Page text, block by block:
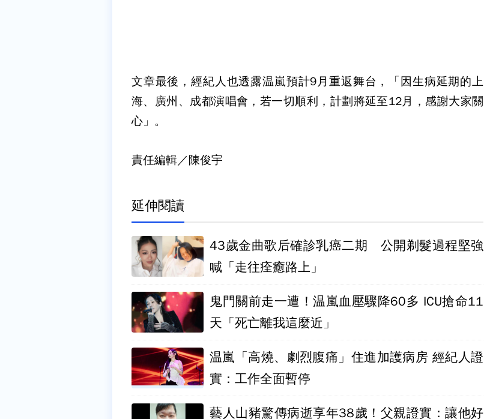
文章最後，經紀人也透露温嵐預計9月重返舞台，「因生病延期的上
海、廣州、成都演唱會，若一切順利，計劃將延至12月，感謝大家關
心」。
責任編輯／陳俊宇
延伸閱讀
43歲金曲歌后確診乳癌二期 公開剃髮過程堅強
喊「走往痊癒路上」
鬼門關前走一遭！温嵐血壓驟降60多 ICU搶命11
天「死亡離我這麼近」
温嵐「高燒、劇烈腹痛」住進加護病房 經紀人證
實：工作全面暫停
藝人山豬驚傳病逝享年38歲！父親證實：讓他好